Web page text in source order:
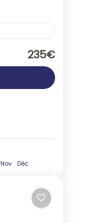
235€
Nov Déc